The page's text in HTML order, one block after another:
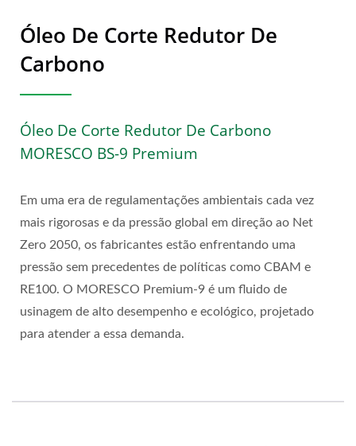
Óleo De Corte Redutor De
Carbono
Óleo De Corte Redutor De Carbono
MORESCO BS-9 Premium
Em uma era de regulamentações ambientais cada vez
mais rigorosas e da pressão global em direção ao Net
Zero 2050, os fabricantes estão enfrentando uma
pressão sem precedentes de políticas como CBAM e
RE100. O MORESCO Premium-9 é um fluido de
usinagem de alto desempenho e ecológico, projetado
para atender a essa demanda.